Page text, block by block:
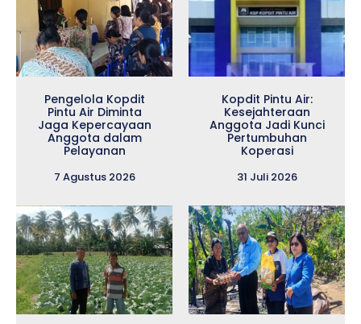
Pengelola Kopdit
Pintu Air Diminta
Jaga Kepercayaan
Anggota dalam
Pelayanan
7 Agustus 2026
Kopdit Pintu Air:
Kesejahteraan
Anggota Jadi Kunci
Pertumbuhan
Koperasi
31 Juli 2026